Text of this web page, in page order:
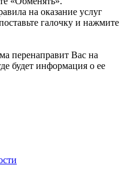
на оказание услуг
галочку и нажмите
перенаправит Вас на
будет информация о ее